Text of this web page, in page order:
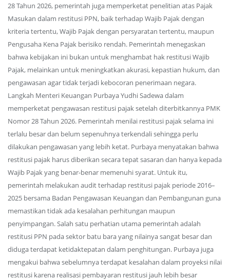
28 Tahun 2026, pemerintah juga memperketat penelitian atas Pajak
Masukan dalam restitusi PPN, baik terhadap Wajib Pajak dengan
kriteria tertentu, Wajib Pajak dengan persyaratan tertentu, maupun
Pengusaha Kena Pajak berisiko rendah. Pemerintah menegaskan
bahwa kebijakan ini bukan untuk menghambat hak restitusi Wajib
Pajak, melainkan untuk meningkatkan akurasi, kepastian hukum, dan
pengawasan agar tidak terjadi kebocoran penerimaan negara.
Langkah Menteri Keuangan Purbaya Yudhi Sadewa dalam
memperketat pengawasan restitusi pajak setelah diterbitkannya PMK
Nomor 28 Tahun 2026. Pemerintah menilai restitusi pajak selama ini
terlalu besar dan belum sepenuhnya terkendali sehingga perlu
dilakukan pengawasan yang lebih ketat. Purbaya menyatakan bahwa
restitusi pajak harus diberikan secara tepat sasaran dan hanya kepada
Wajib Pajak yang benar-benar memenuhi syarat. Untuk itu,
pemerintah melakukan audit terhadap restitusi pajak periode 2016–
2025 bersama Badan Pengawasan Keuangan dan Pembangunan guna
memastikan tidak ada kesalahan perhitungan maupun
penyimpangan. Salah satu perhatian utama pemerintah adalah
restitusi PPN pada sektor batu bara yang nilainya sangat besar dan
diduga terdapat ketidaktepatan dalam penghitungan. Purbaya juga
mengakui bahwa sebelumnya terdapat kesalahan dalam proyeksi nilai
restitusi karena realisasi pembayaran restitusi jauh lebih besar